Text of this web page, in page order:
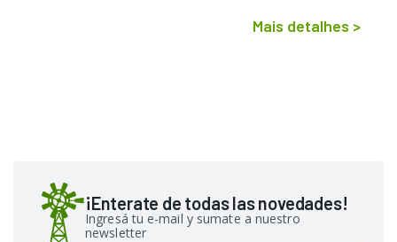
Mais detalhes >
¡Enterate de todas las novedades!
Ingresá tu e-mail y sumate a nuestro
newsletter